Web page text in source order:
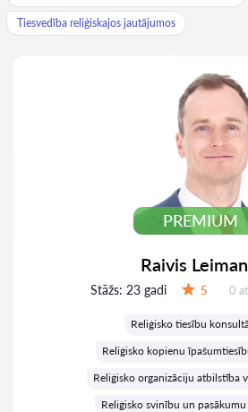
Tiesvedība reliģiskajos jautājumos
PREMIUM
Raivis
Stāžs: 23 gadi 5 0
Reliģisko tiesību
Reliģisko kopienu
Reliģisko organizāciju atbilstība
Reliģisko svinību un